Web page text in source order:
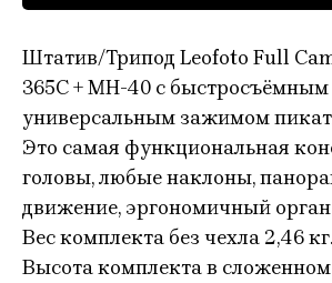
Штатив/Трипод Leofoto Full
365C + MH-40 c быстросъёмным
универсальным зажимом
Это самая функциональная
головы, любые наклоны,
движение, эргономичный
Вес комплекта без чехла 2,46 кг.
Высота комплекта в